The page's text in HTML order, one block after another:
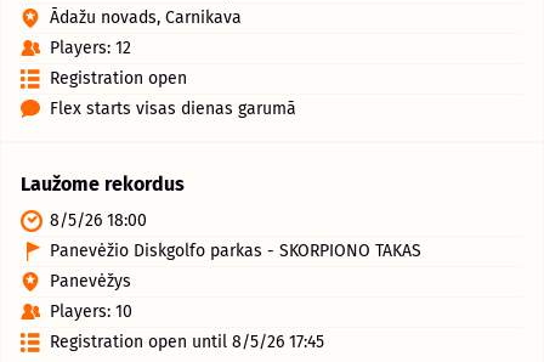
Ādažu novads, Carnikava
Players: 12
Registration open
Flex starts visas dienas garumā
Laužome rekordus
8/5/26 18:00
Panevėžio Diskgolfo parkas - SKORPIONO TAKAS
Panevėžys
Players: 10
Registration open until 8/5/26 17:45